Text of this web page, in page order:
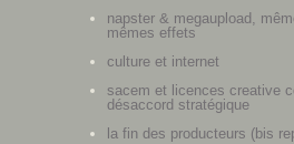
napster & megaupload,
mêmes effets
culture et internet
sacem et licences creative
désaccord stratégique
la fin des producteurs (bis